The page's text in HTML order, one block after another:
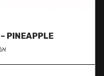
PINEAPPLE